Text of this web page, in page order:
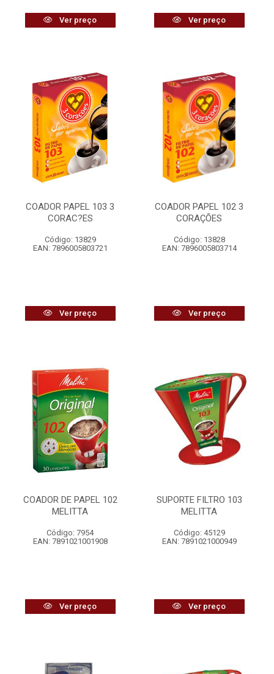
Ver preço Ver preço
COADOR PAPEL 103 3
CORAC?ES
Código: 13829
EAN: 7896005803721
Ver preço
COADOR PAPEL 102 3
CORAÇÕES
Código: 13828
EAN: 7896005803714
Ver preço
COADOR DE PAPEL 102
MELITTA
Código: 7954
EAN: 7891021001908
Ver preço
SUPORTE FILTRO 103
MELITTA
Código: 45129
EAN: 7891021000949
Ver preço